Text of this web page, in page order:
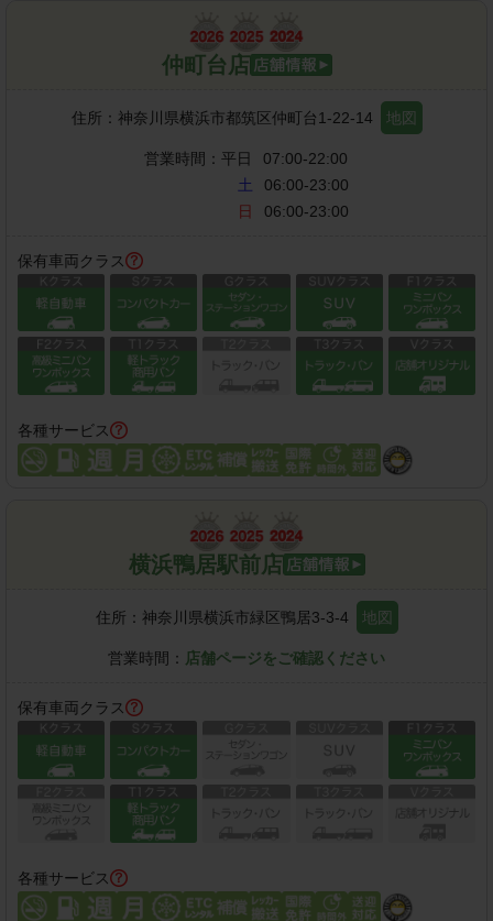
仲町台店
住所： 神奈川県横浜市都筑区仲町台1-22-14 地図
営業時間： 平日
07:00-22:00
土
06:00-23:00
日
06:00-23:00
保有車両クラス
各種サービス
横浜鴨居駅前店
住所： 神奈川県横浜市緑区鴨居3-3-4 地図
営業時間： 店舗ページをご確認ください
保有車両クラス
各種サービス